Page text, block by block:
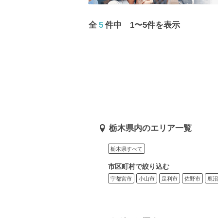
全 5 件中 1〜5件を表示
栃木県内のエリア一覧
栃木県すべて
市区町村で絞り込む
宇都宮市 小山市 足利市 佐野市 鹿